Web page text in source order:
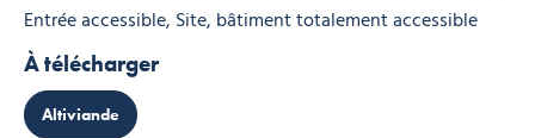
Entrée accessible, Site, bâtiment totalement accessible
À télécharger
Altiviande